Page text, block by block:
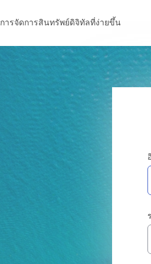
การจัดการสินทรัพย์ดิจิทัลที่ง่ายขึ้น